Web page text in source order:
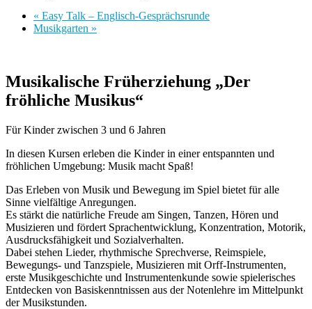
« Easy Talk – Englisch-Gesprächsrunde
Musikgarten »
Musikalische Früherziehung „Der
fröhliche Musikus“
Für Kinder zwischen 3 und 6 Jahren
In diesen Kursen erleben die Kinder in einer entspannten und
fröhlichen Umgebung: Musik macht Spaß!
Das Erleben von Musik und Bewegung im Spiel bietet für alle
Sinne vielfältige Anregungen.
Es stärkt die natürliche Freude am Singen, Tanzen, Hören und
Musizieren und fördert Sprachentwicklung, Konzentration, Motorik,
Ausdrucksfähigkeit und Sozialverhalten.
Dabei stehen Lieder, rhythmische Sprechverse, Reimspiele,
Bewegungs- und Tanzspiele, Musizieren mit Orff-Instrumenten,
erste Musikgeschichte und Instrumentenkunde sowie spielerisches
Entdecken von Basiskenntnissen aus der Notenlehre im Mittelpunkt
der Musikstunden.